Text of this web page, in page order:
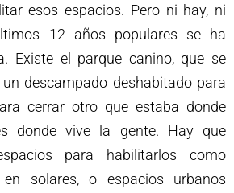
esos espacios. Pero ni hay, ni
12 años populares se ha
Existe el parque canino, que se
descampado deshabitado para
cerrar otro que estaba donde
donde vive la gente. Hay que
para habilitarlos como
en solares, o espacios urbanos